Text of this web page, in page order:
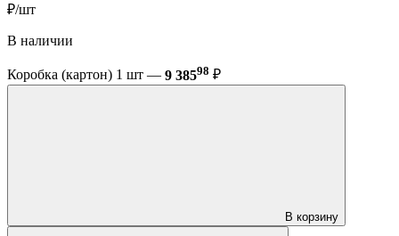
₽/шт
В наличии
Коробка (картон) 1 шт — 9 38598 ₽
В корзину